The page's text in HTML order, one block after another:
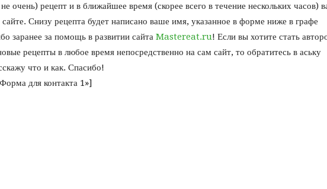
рецепты,
очень) рецепт и в ближайшее время (скорее всего в течение нескольких часов)
сайте. Снизу рецепта будет написано ваше имя, указанное в форме ниже в графе
заранее за помощь в развитии сайта Mastereat.ru! Если вы хотите стать
рецепты в любое время непосредственно на сам сайт, то обратитесь в аську
что и как. Спасибо!
для контакта 1»]